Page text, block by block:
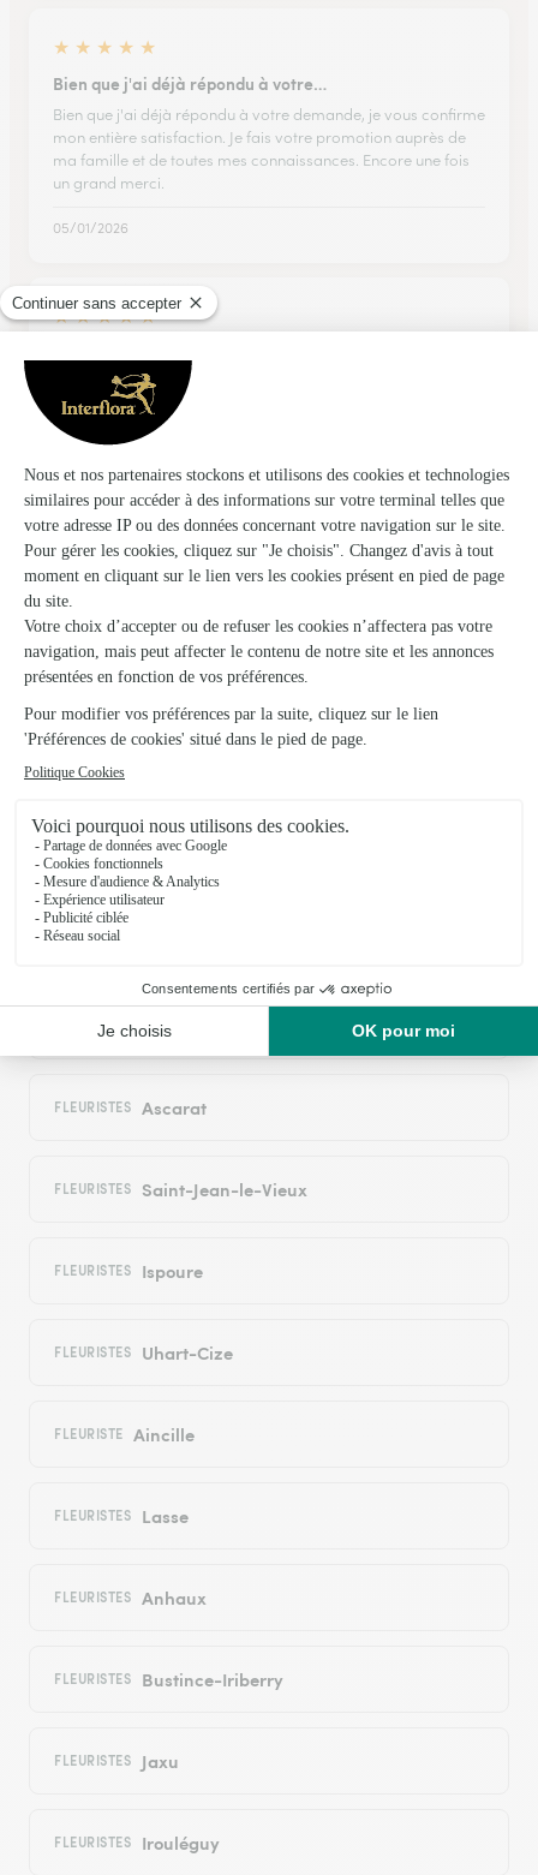
★ ★ ★ ★ ★
Bien que j'ai déjà répondu à votre…
Bien que j'ai déjà répondu à votre demande, je vous confirme
mon entière satisfaction. Je fais votre promotion auprès de
ma famille et de toutes mes connaissances. Encore une fois
un grand merci.
05/01/2026
★ ★ ★ ★ ★
Commande rapide et simple. Je suis toujours satisfaite du
service. Merci
31/05/2026
★ ★
★
Parfait
Très bien, ma fille m'a envoyé une photo.
10/02/2026
Trustpilot Échantillon d'avis clients fourni via Trustpilot.
les avis de la marque Interflora sur Trustpilot
Livraison de fleurs à Saint-Jean-Pied-de-
Port et autour : les villes proches
couvertes par le réseau Interflora
FLEURISTES Caro
FLEURISTES Ascarat
FLEURISTES Saint-Jean-le-Vieux
FLEURISTES Ispoure
FLEURISTES Uhart-Cize
FLEURISTE Aincille
FLEURISTES Lasse
FLEURISTES Anhaux
FLEURISTES Bustince-Iriberry
FLEURISTES Jaxu
FLEURISTES Irouléguy